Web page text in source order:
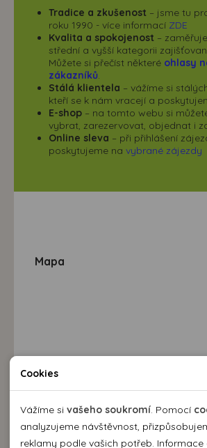
Tradice a zkušenost – jsme tu
roku 1990 - více informací ZDE
Kvalita a spokojenost –
střední a vyšší kategorii
Můžete si přečíst některé ohlasy
zákazníků.
Stálá klientela – vážíme si
kteří se k nám vracejí a
E-shop – na tomto webu si
vybrat, zarezervovat, objednat i
Online sleva – při přihlášení
poskytujeme na vybrané zájezdy
Mapa
Cookies
Vážíme si vašeho soukromí . Pomocí
analyzujeme návštěvnost,
reklamy podle vašich potřeb. Informace
Nutné cookies pomáhají, aby byla
použitelná tak, že umožní základní
stránky a přístup k zabezpečeným